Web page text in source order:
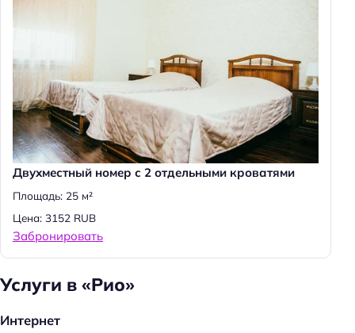
Двухместный номер с 2 отдельными кроватями
Площадь: 25 м²
Цена: 3152 RUB
Забронировать
Услуги в «Рио»
Интернет
: